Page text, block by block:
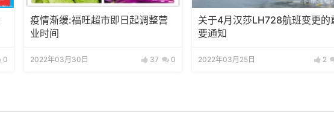
0
疫情渐缓:福旺超市即日起调整营
业时间
2022年03月30日 37 0
关于4月汉莎LH728航班变更的
要通知
2022年03月25日 2